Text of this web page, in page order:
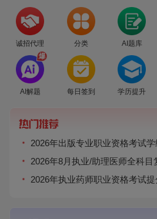
诚招代理 分类 AI题库
爆
AI解题 每日签到 学历提升
2026年出版专业职业资格考试
2026年8月执业/助理医师全科目
2026年执业药师职业资格考试